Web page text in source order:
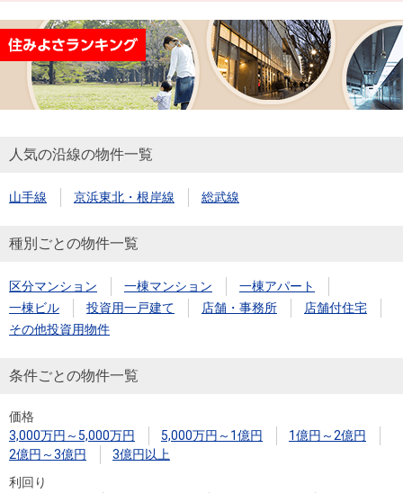
件
を
探
す
購入向け
サービス
ンシミュ
住まいと
暮らしの
税金の本
ック）
購入ガイ
ド
売却向け
サービス
周辺相場
検索
住まい1プ
ラス（お
住まいと
暮らしの
税金の本
（電子ブ
ック）
売却ガイ
ド
人気の沿線の物件一覧
山手線 京浜東北・根岸線 総武線
種別ごとの物件一覧
区分マンション 一棟マンション
一棟アパート
一棟ビル
投資用一戸建て 店舗・事務所
店舗付住宅
その他投資用物件
条件ごとの物件一覧
価格
3,000万円～5,000万円
5,000万円～1億円
1億円～2億円
2億円～3億円
3億円以上
利回り